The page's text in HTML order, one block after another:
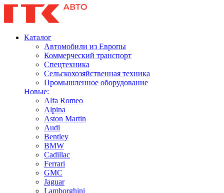
Каталог
Автомобили из Европы
Коммерческий транспорт
Спецтехника
Сельскохозяйственная техника
Промышленное оборудование
Новые:
Alfa Romeo
Alpina
Aston Martin
Audi
Bentley
BMW
Cadillac
Ferrari
GMC
Jaguar
Lamborghini